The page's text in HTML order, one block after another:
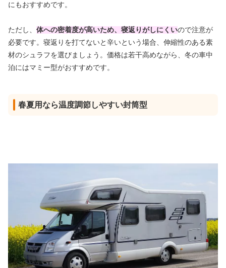
にもおすすめです。
ただし、 体への密着度が高いため、寝返りがしにくいので注意が
必要です。寝返りを打てないと辛いという場合、伸縮性のある素
材のシュラフを選びましょう。 価格は若干高めながら、冬の車中
泊にはマミー型がおすすめです。
春夏用なら温度調節しやすい封筒型